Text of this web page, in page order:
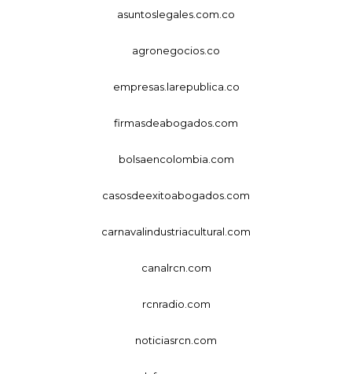
asuntoslegales.com.co
agronegocios.co
empresas.larepublica.co
firmasdeabogados.com
bolsaencolombia.com
casosdeexitoabogados.com
carnavalindustriacultural.com
canalrcn.com
rcnradio.com
noticiasrcn.com